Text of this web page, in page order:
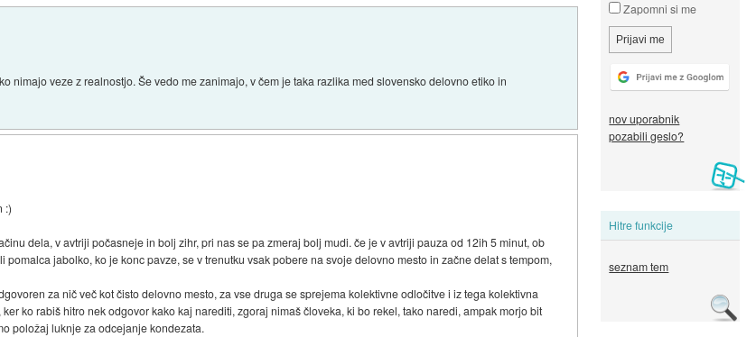
Zapomni si me
nov uporabnik
pozabili geslo?
Hitre funkcije
seznam tem
nimajo veze z realnostjo. Še vedo me zanimajo, v čem je taka razlika med slovensko delovno etiko in
:)
dela, v avtriji počasneje in bolj zihr, pri nas se pa zmeraj bolj mudi. če je v avtriji pauza od 12ih 5 minut, ob
jabolko, ko je konc pavze, se v trenutku vsak pobere na svoje delovno mesto in začne delat s tempom,
za nič več kot čisto delovno mesto, za vse druga se sprejema kolektivne odločitve i iz tega kolektivna
ko rabiš hitro nek odgovor kako kaj narediti, zgoraj nimaš človeka, ki bo rekel, tako naredi, ampak morjo bit
položaj luknje za odcejanje kondezata.